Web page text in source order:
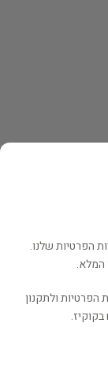
הפרטיות שלנו.
המלא.
ולתקנון